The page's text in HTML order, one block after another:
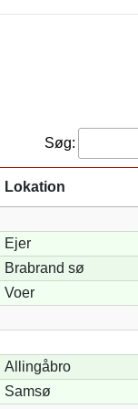
Søg:
Lokation
Ejer
Brabrand sø
Voer
Allingåbro
Samsø